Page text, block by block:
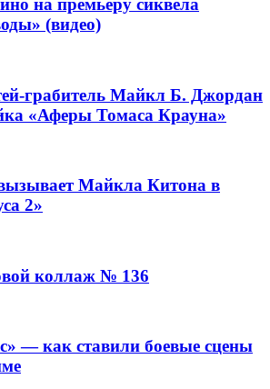
на премьеру сиквела
(видео)
грабитель Майкл Б. Джордан
«Аферы Томаса Крауна»
Майкла Китона в
2»
коллаж № 136
— как ставили боевые сцены